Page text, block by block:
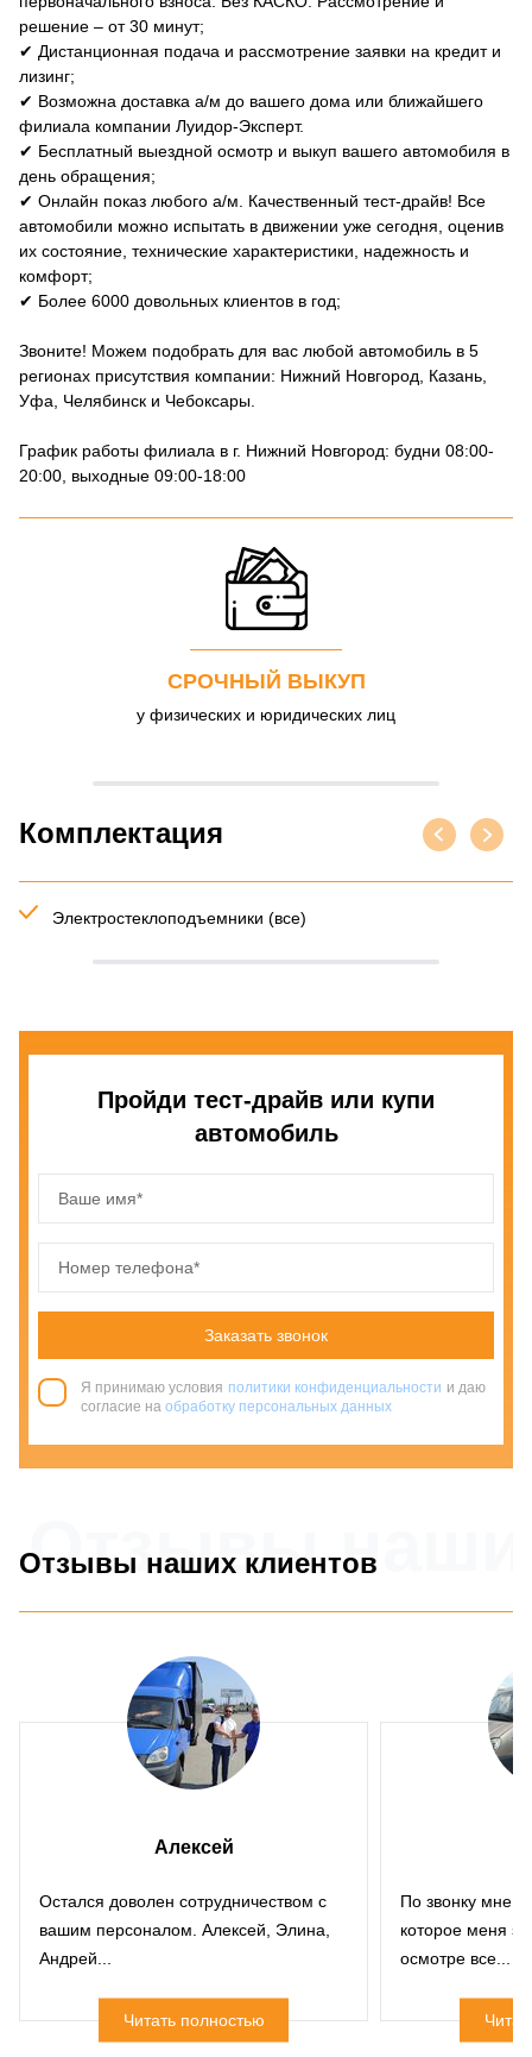
решение – от 30 минут;
✔ Дистанционная подача и рассмотрение заявки на кредит и
лизинг;
✔ Возможна доставка а/м до вашего дома или ближайшего
филиала компании Луидор-Эксперт.
✔ Бесплатный выездной осмотр и выкуп вашего автомобиля в
день обращения;
✔ Онлайн показ любого а/м. Качественный тест-драйв! Все
автомобили можно испытать в движении уже сегодня, оценив
их состояние, технические характеристики, надежность и
комфорт;
✔ Более 6000 довольных клиентов в год;
Звоните! Можем подобрать для вас любой автомобиль в 5
регионах присутствия компании: Нижний Новгород, Казань,
Уфа, Челябинск и Чебоксары.
График работы филиала в г. Нижний Новгород: будни 08:00-
20:00, выходные 09:00-18:00
СРОЧНЫЙ ВЫКУП
у физических и юридических лиц
Комплектация
Электростеклоподъемники (все)
Пройди тест-драйв или купи
автомобиль
Заказать звонок
Я принимаю условия политики конфиденциальности и даю
согласие на обработку персональных данных
Отзывы наших клиентов
Отзывы
Алексей
Остался доволен сотрудничеством с
вашим персоналом. Алексей, Элина,
Андрей...
Читать полностью
По звонку мне
которое меня
осмотре все...